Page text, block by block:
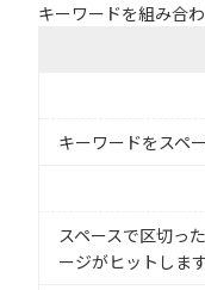
キーワードを組み合
キーワードをスペ
スペースで区切っ
ージがヒットします